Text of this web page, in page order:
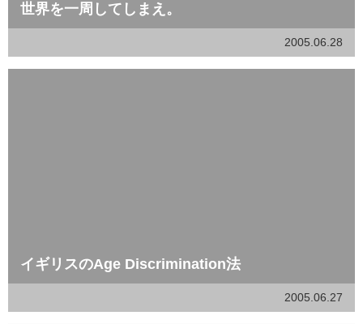
世界を一周してしまえ。
2005.06.28
イギリスのAge Discrimination法
2005.06.27